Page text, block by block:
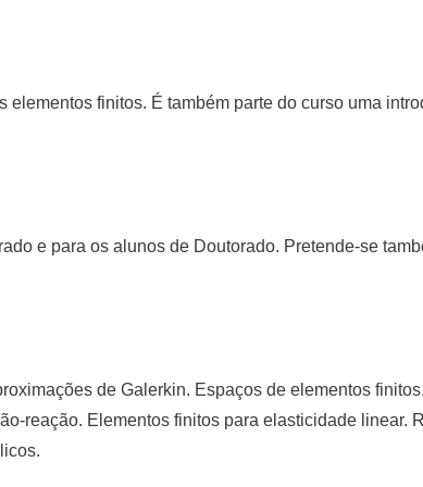
finitos. É também parte do curso uma
e para os alunos de Doutorado. Pretende-se
de Galerkin. Espaços de elementos
reação. Elementos finitos para elasticidade linear.